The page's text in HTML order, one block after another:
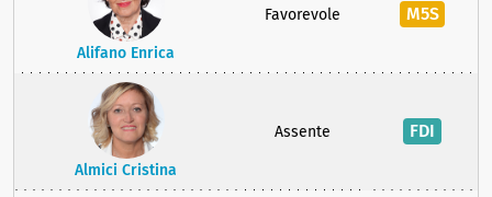
Alifano Enrica
Favorevole M5S
Almici Cristina
Assente FDI